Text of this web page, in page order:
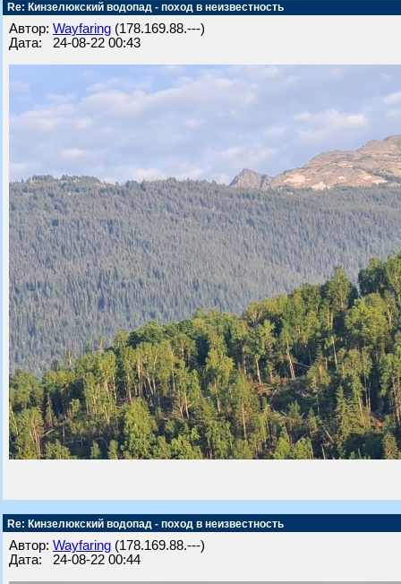
Re: Кинзелюкский водопад - поход в неизвестность
Автор: Wayfaring (178.169.88.---)
Дата: 24-08-22 00:43
Re: Кинзелюкский водопад - поход в неизвестность
Автор: Wayfaring (178.169.88.---)
Дата: 24-08-22 00:44